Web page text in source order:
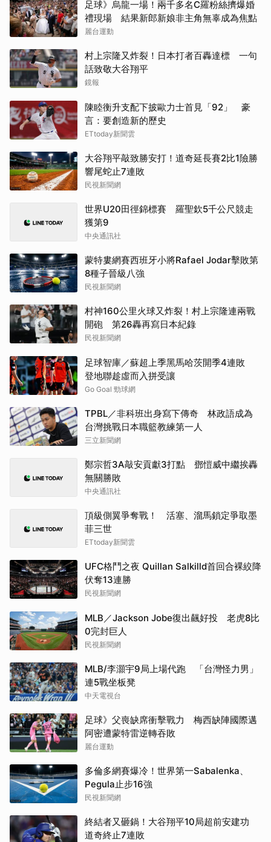
足球》烏龍一場！兩千多名C羅粉絲擠爆婚
禮現場 結果新郎新娘非主角無辜成為焦點
麗台運動
村上宗隆又炸裂！日本打者百轟達標 一句
話致敬大谷翔平
鏡報
陳睦衡升支配下披歐力士首見「92」 豪
言：要創造新的歷史
ETtoday新聞雲
大谷翔平敲致勝安打！道奇延長賽2比1險勝
響尾蛇止7連敗
民視新聞網
世界U20田徑錦標賽 羅聖欽5千公尺競走
獲第9
中央通訊社
蒙特婁網賽西班牙小將Rafael Jodar擊敗第
8種子晉級八強
民視新聞網
村神160公里火球又炸裂！村上宗隆連兩戰
開砲 第26轟再寫日本紀錄
民視新聞網
足球智庫／蘇超上季黑馬哈茨開季4連敗
登地聯趁虛而入拼受讓
Go Goal 勁球網
TPBL／非科班出身寫下傳奇 林政語成為
台灣挑戰日本職籃教練第一人
三立新聞網
鄭宗哲3A敲安貢獻3打點 鄧愷威中繼挨轟
無關勝敗
中央通訊社
頂級側翼爭奪戰！ 活塞、溜馬鎖定爭取墨
菲三世
ETtoday新聞雲
UFC格鬥之夜 Quillan Salkilld首回合裸絞降
伏奪13連勝
民視新聞網
MLB／Jackson Jobe復出飆好投 老虎8比
0完封巨人
民視新聞網
MLB/李灝宇9局上場代跑 「台灣怪力男」
連5戰坐板凳
中天電視台
足球》父喪缺席衝擊戰力 梅西缺陣國際邁
阿密遭蒙特雷逆轉吞敗
麗台運動
多倫多網賽爆冷！世界第一Sabalenka、
Pegula止步16強
民視新聞網
終結者又砸鍋！大谷翔平10局超前安建功
道奇終止7連敗